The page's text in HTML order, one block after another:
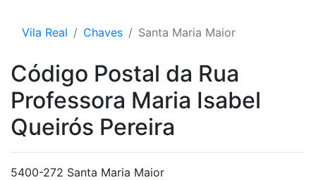
Vila Real Chaves Santa Maria Maior
Código Postal da Rua
Professora Maria Isabel
Queirós Pereira
5400-272 Santa Maria Maior